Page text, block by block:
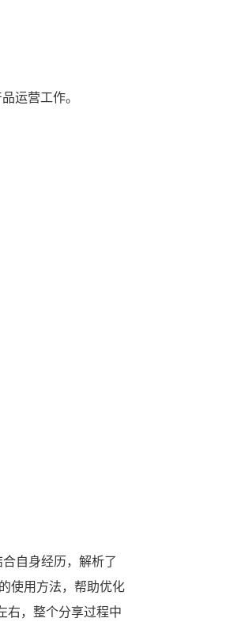
运营工作。
自身经历，解析了
使用方法，帮助优化
右，整个分享过程中